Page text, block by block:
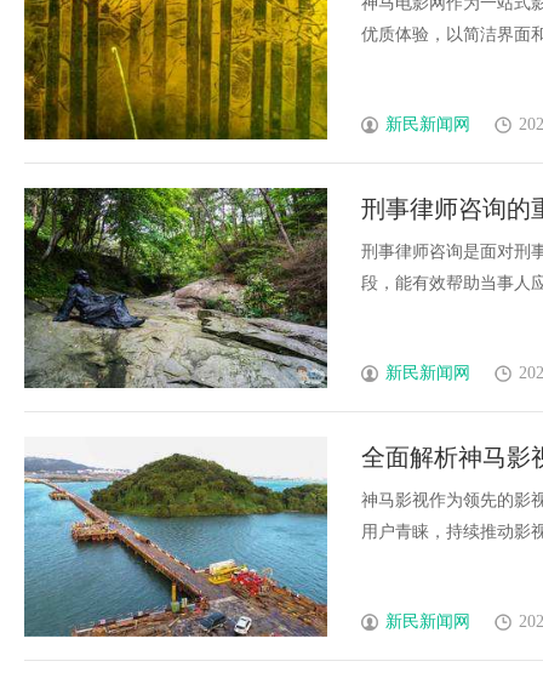
优质体验，以简洁界面
新民新闻网
刑事律师咨询的
刑事律师咨询是面对刑
段，能有效帮助当事人
新民新闻网
全面解析神马影
神马影视作为领先的影
用户青睐，持续推动影
新民新闻网